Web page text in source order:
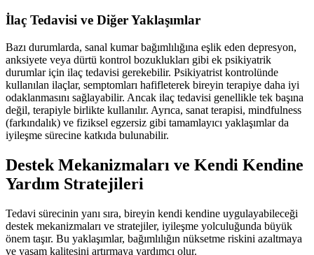
İlaç Tedavisi ve Diğer Yaklaşımlar
Bazı durumlarda, sanal kumar bağımlılığına eşlik eden depresyon,
anksiyete veya dürtü kontrol bozuklukları gibi ek psikiyatrik
durumlar için ilaç tedavisi gerekebilir. Psikiyatrist kontrolünde
kullanılan ilaçlar, semptomları hafifleterek bireyin terapiye daha iyi
odaklanmasını sağlayabilir. Ancak ilaç tedavisi genellikle tek başına
değil, terapiyle birlikte kullanılır. Ayrıca, sanat terapisi, mindfulness
(farkındalık) ve fiziksel egzersiz gibi tamamlayıcı yaklaşımlar da
iyileşme sürecine katkıda bulunabilir.
Destek Mekanizmaları ve Kendi Kendine
Yardım Stratejileri
Tedavi sürecinin yanı sıra, bireyin kendi kendine uygulayabileceği
destek mekanizmaları ve stratejiler, iyileşme yolculuğunda büyük
önem taşır. Bu yaklaşımlar, bağımlılığın nüksetme riskini azaltmaya
ve yaşam kalitesini artırmaya yardımcı olur.